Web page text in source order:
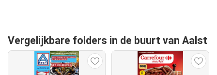
Vergelijkbare folders in de buurt van Aalst